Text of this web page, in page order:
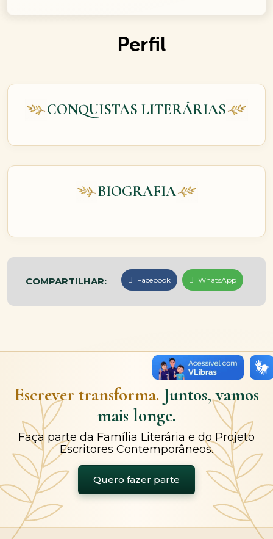
Perfil
CONQUISTAS LITERÁRIAS
BIOGRAFIA
COMPARTILHAR: Facebook WhatsApp
Escrever transforma. Juntos, vamos
mais longe.
Faça parte da Família Literária e do Projeto
Escritores Contemporâneos.
Quero fazer parte